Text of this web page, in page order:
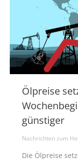
Ölpreise
günstiger
Nachrichten zum
Die Ölpreise